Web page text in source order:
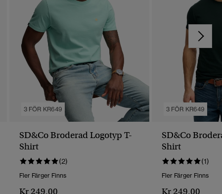
3 FÖR KR649
SD&Co Broderad Logotyp T-
Shirt
(2)
Fler Färger Finns
Kr 249,00
3 FÖR KR649
SD&Co
Shirt
(1)
Fler Färger Finns
Kr 249,00